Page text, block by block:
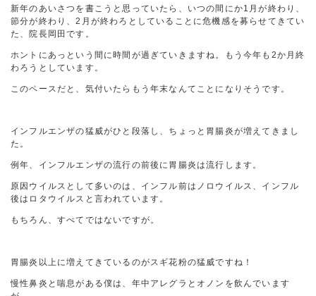
新年のあいさつを書こうと思っていたら、いつの間にか1月が終わり、
節分が終わり、2月が終わろとしていることに危機感を募らせてきてい
た、院長岡田です。
ホントにあっという間に時間が過ぎていきますね。もう今年も2か月終
わろうとしています。
このペースだと、気付いたらもう年末なんてことになりそうです。
インフルエンザの猛威がひと段落し、ちょっと胃腸炎が増えてきまし
た。
例年、インフルエンザの流行の前後に胃腸炎は流行します。
原因ウイルスとして多いのは、インフル前はノロウイルス、インフル
後はロタウイルスと言われています。
もちろん、すべてではないですが。
胃腸炎以上に増えてきているのがスギ花粉の猛威ですね！
慢性鼻炎と喘息がある僕は、年中アレグラとオノンを飲んでいます